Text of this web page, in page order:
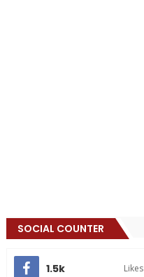
SOCIAL COUNTER
1.5k Likes